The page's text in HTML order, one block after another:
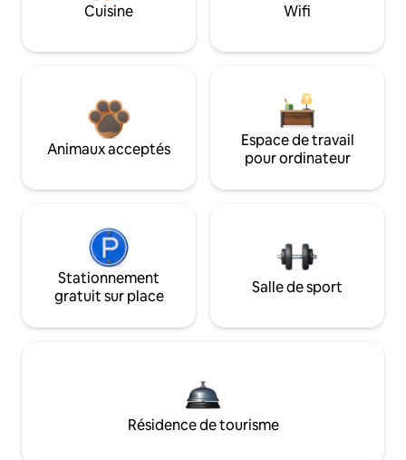
Cuisine Wifi
Animaux acceptés
Espace de travail
pour ordinateur
Stationnement
gratuit sur place
Salle de sport
Résidence de tourisme